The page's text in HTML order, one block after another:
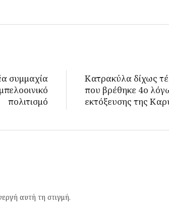
συμμαχία
πολιτισμό
Κατρακύλα δίχως
που βρέθηκε 4ο
εκτόξευσης της
αυτή τη στιγμή.